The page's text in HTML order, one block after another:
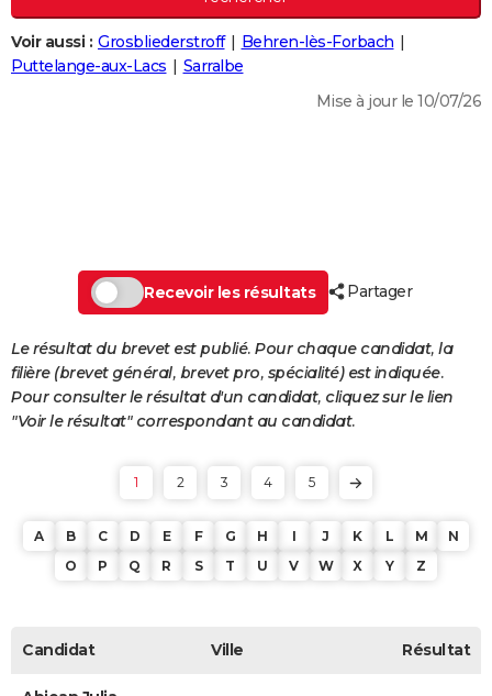
BONS PLANS
Se connecter
Primaires
Universités
Entreprises
Service militaire
Avis de recherche
AVIS DE DÉCÈS
Bricolage
Lifestyle
Culture
Sport
Auto
Television
Voyage
Cinema
Voir aussi : Grosbliederstroff
Behren-lès-Forbach
Puttelange-aux-Lacs
Sarralbe
Mise à jour le 10/07/26
Recevoir les résultats Partager
Le résultat du brevet est publié. Pour chaque candidat, la
filière (brevet général, brevet pro, spécialité) est indiquée.
Pour consulter le résultat d'un candidat, cliquez sur le lien
"Voir le résultat" correspondant au candidat.
1 2 3 4 5
A B C D E F G H I J K L M
N
O
P Q R S T U V W X Y Z
Candidat Ville Résultat